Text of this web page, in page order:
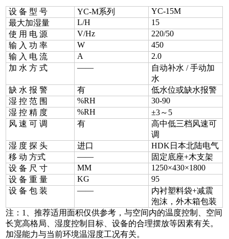
设 备 型 号 YC-M系列
YC-15M
最大加湿量
L/H
15
使 用 电 源
V/Hz
220/50
输 入 功 率
W
450
输 入 电 流
A
2.0
加 水 方 式
——
自动补水 / 手动加
水
缺 水 报 警
有
低水位或缺水报警
湿 控 范 围
%RH
30-90
湿 控 精 度
%RH
±3～5
风 速 可 调
有
高中低三档风速可
调
湿 度 探 头
进口
HDK日本北陆电气
移 动 方式
——
固定底座+木支架
设 备 尺 寸
MM
1250×430×1800
设 备 重 量
KG
95
设 备 包 装
——
内衬塑料袋+减震
泡沫，外木箱包装
注：1、推荐适用面积仅供参考，与空间内的温度控制、空间
长宽高格局、湿度控制目标、设备的合理摆放等因素有关。
加湿能力与当前环境温湿度工况有关。